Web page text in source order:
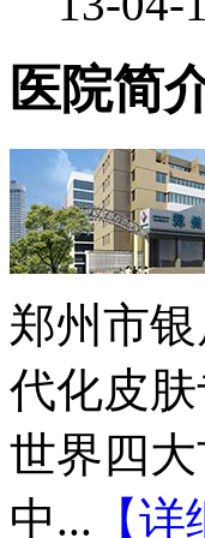
医院简
郑州市
代化皮
世界四
中... 【详